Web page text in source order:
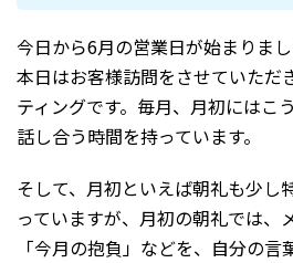
今日から6月の営業日が始まりまし
本日はお客様訪問をさせていただ
ティングです。毎月、月初にはこ
話し合う時間を持っています。
そして、月初といえば朝礼も少し
っていますが、月初の朝礼では、
「今月の抱負」などを、自分の言